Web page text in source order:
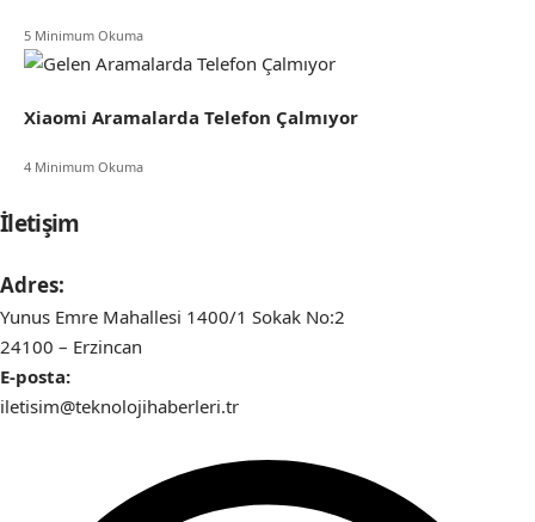
5 Minimum Okuma
Xiaomi Aramalarda Telefon Çalmıyor
4 Minimum Okuma
İletişim
Adres:
Yunus Emre Mahallesi 1400/1 Sokak No:2
24100 – Erzincan
E-posta:
iletisim@teknolojihaberleri.tr